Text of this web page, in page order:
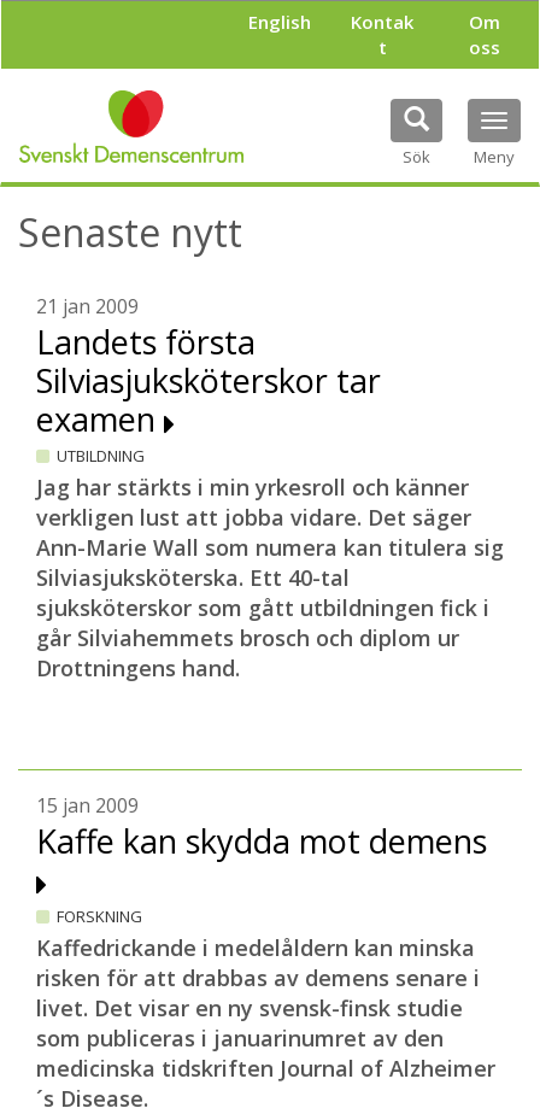
l
English
Kontak
t
Om
oss
Sök Meny
Senaste nytt
21 jan 2009
Landets första
Silviasjuksköterskor tar
examen
UTBILDNING
Jag har stärkts i min yrkesroll och känner
verkligen lust att jobba vidare. Det säger
Ann-Marie Wall som numera kan titulera sig
Silviasjuksköterska. Ett 40-tal
sjuksköterskor som gått utbildningen fick i
går Silviahemmets brosch och diplom ur
Drottningens hand.
15 jan 2009
Kaffe kan skydda mot demens
FORSKNING
Kaffedrickande i medelåldern kan minska
risken för att drabbas av demens senare i
livet. Det visar en ny svensk-finsk studie
som publiceras i januarinumret av den
medicinska tidskriften Journal of Alzheimer
´s Disease.